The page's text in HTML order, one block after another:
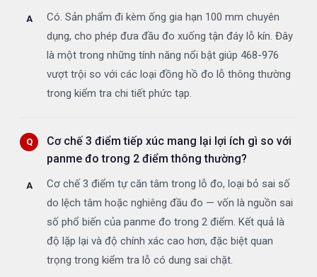
Có. Sản phẩm đi kèm ống gia hạn 100 mm chuyên
dụng, cho phép đưa đầu đo xuống tận đáy lỗ kín. Đây
là một trong những tính năng nổi bật giúp 468-976
vượt trội so với các loại đồng hồ đo lỗ thông thường
trong kiểm tra chi tiết phức tạp.
Cơ chế 3 điểm tiếp xúc mang lại lợi ích gì so với
panme đo trong 2 điểm thông thường?
Cơ chế 3 điểm tự căn tâm trong lỗ đo, loại bỏ sai số
do lệch tâm hoặc nghiêng đầu đo — vốn là nguồn sai
số phổ biến của panme đo trong 2 điểm. Kết quả là
độ lặp lại và độ chính xác cao hơn, đặc biệt quan
trọng trong kiểm tra lỗ có dung sai chặt.